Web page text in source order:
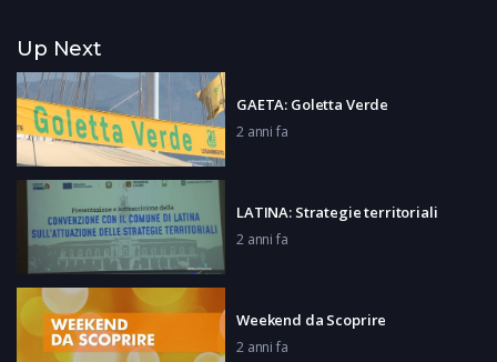
Up Next
GAETA: Goletta Verde
2 anni fa
LATINA: Strategie territoriali
2 anni fa
Weekend da Scoprire
2 anni fa